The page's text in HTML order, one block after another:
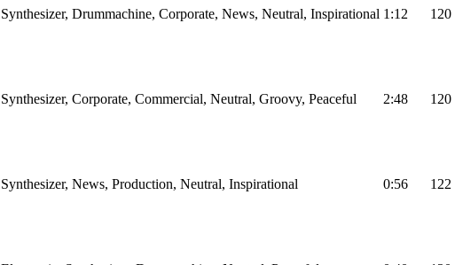
Synthesizer, Drummachine, Corporate, News, Neutral, Inspirational 1:12 120
Synthesizer, Corporate, Commercial, Neutral, Groovy, Peaceful 2:48 120
Synthesizer, News, Production, Neutral, Inspirational 0:56 122